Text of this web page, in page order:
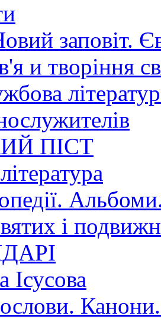
заповіт.
и творіння
ПІСТ
і
Ісусова